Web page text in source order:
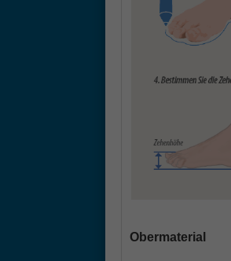
Obermaterial